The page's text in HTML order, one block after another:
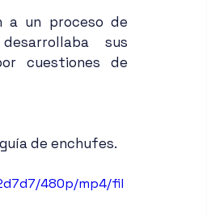
a un proceso de
sus
cuestiones de
de enchufes.
480p/mp4/fil